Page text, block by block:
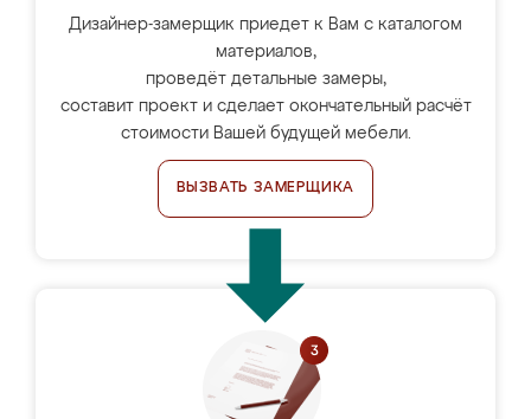
Дизайнер-замерщик приедет к Вам с каталогом
материалов,
проведёт детальные замеры,
составит проект и сделает окончательный расчёт
стоимости Вашей будущей мебели.
ВЫЗВАТЬ ЗАМЕРЩИКА